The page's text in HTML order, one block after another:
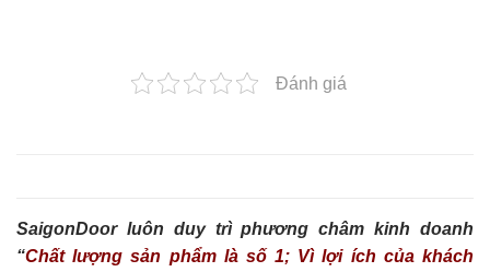
Đánh giá
SaigonDoor luôn duy trì phương châm kinh doanh
“Chất lượng sản phẩm là số 1; Vì lợi ích của khách